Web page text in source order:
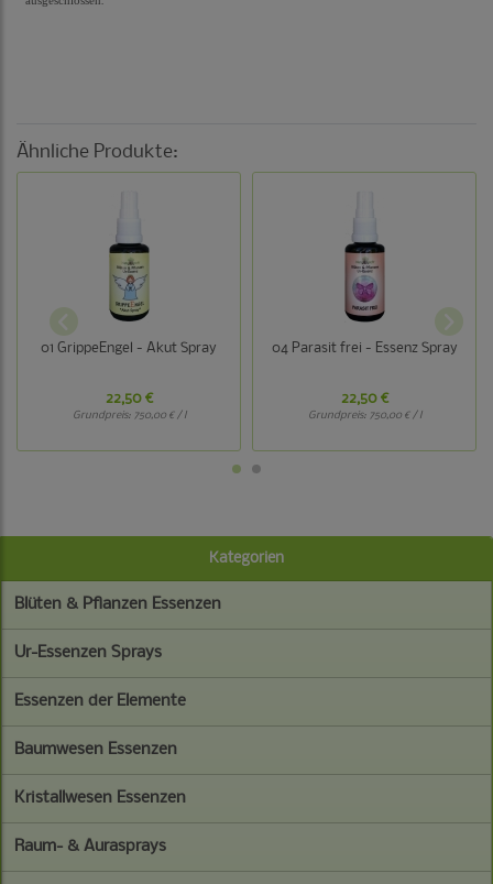
Kategorien
Blüten & Pflanzen Essenzen
Ur-Essenzen Sprays
Essenzen der Elemente
Baumwesen Essenzen
Kristallwesen Essenzen
Raum- & Aurasprays
Ähnliche Produkte:
01 GrippeEngel - Akut Spray
22,50 €
Grundpreis: 750,00 € / l
04 Parasit frei - Essenz Spray
22,50 €
Grundpreis: 750,00 € / l